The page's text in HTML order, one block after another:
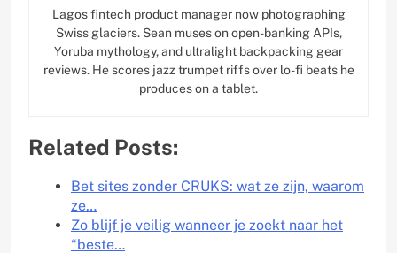
Lagos fintech product manager now photographing
Swiss glaciers. Sean muses on open-banking APIs,
Yoruba mythology, and ultralight backpacking gear
reviews. He scores jazz trumpet riffs over lo-fi beats he
produces on a tablet.
Related Posts:
Bet sites zonder CRUKS: wat ze zijn, waarom
ze…
Zo blijf je veilig wanneer je zoekt naar het
“beste…